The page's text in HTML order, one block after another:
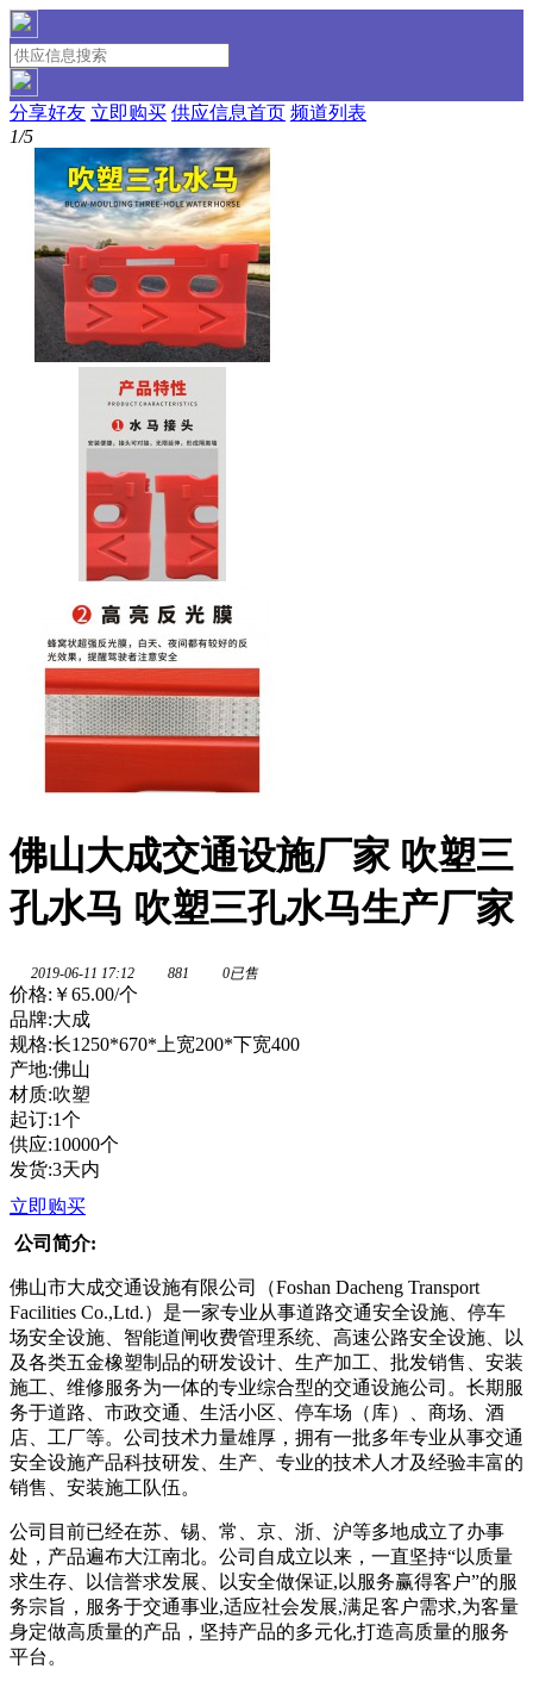
分享好友 立即购买 供应信息首页 频道列表
1/5
佛山大成交通设施厂家 吹塑三
孔水马 吹塑三孔水马生产厂家
2019-06-11 17:12 881 0已售
价格: ￥65.00/个
品牌:大成
规格:长1250*670*上宽200*下宽400
产地:佛山
材质:吹塑
起订:1个
供应:10000个
发货:3天内
立即购买
公司简介:
佛山市大成交通设施有限公司（Foshan Dacheng Transport
Facilities Co.,Ltd.）是一家专业从事道路交通安全设施、停车
场安全设施、智能道闸收费管理系统、高速公路安全设施、以
及各类五金橡塑制品的研发设计、生产加工、批发销售、安装
施工、维修服务为一体的专业综合型的交通设施公司。长期服
务于道路、市政交通、生活小区、停车场（库）、商场、酒
店、工厂等。公司技术力量雄厚，拥有一批多年专业从事交通
安全设施产品科技研发、生产、专业的技术人才及经验丰富的
销售、安装施工队伍。
公司目前已经在苏、锡、常、京、浙、沪等多地成立了办事
处，产品遍布大江南北。公司自成立以来，一直坚持“以质量
求生存、以信誉求发展、以安全做保证,以服务赢得客户”的服
务宗旨，服务于交通事业,适应社会发展,满足客户需求,为客量
身定做高质量的产品，坚持产品的多元化,打造高质量的服务
平台。